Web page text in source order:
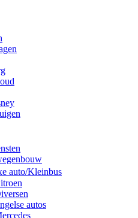
auto/Kleinbus
autos